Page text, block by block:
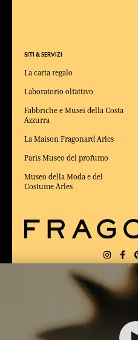
SITI & SERVIZI
La carta regalo
Laboratorio olfattivo
Fabbriche e Musei della Costa
Azzurra
La Maison Fragonard Arles
Paris Museo del profumo
Museo della Moda e del
Costume Arles
US